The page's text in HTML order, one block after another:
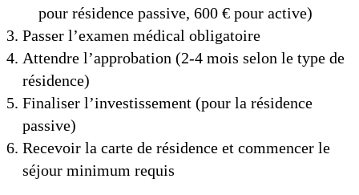
pour résidence passive, 600 € pour active)
Passer l’examen médical obligatoire
Attendre l’approbation (2-4 mois selon le type de
résidence)
Finaliser l’investissement (pour la résidence
passive)
Recevoir la carte de résidence et commencer le
séjour minimum requis